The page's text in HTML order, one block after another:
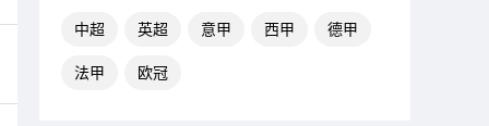
中超 英超 意甲 西甲 德甲
法甲 欧冠